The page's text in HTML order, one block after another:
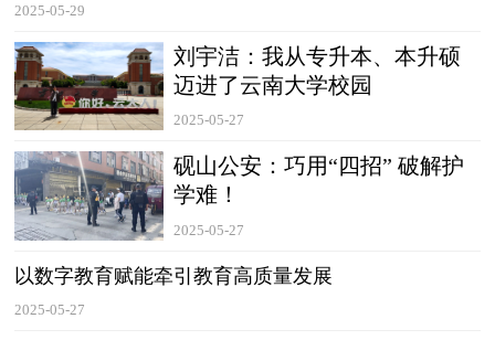
2025-05-29
刘宇洁：我从专升本、本升硕
迈进了云南大学校园
2025-05-27
砚山公安：巧用“四招” 破解护
学难！
2025-05-27
以数字教育赋能牵引教育高质量发展
2025-05-27